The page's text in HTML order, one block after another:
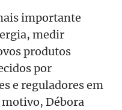
importante
medir
produtos
por
e reguladores em
motivo, Débora